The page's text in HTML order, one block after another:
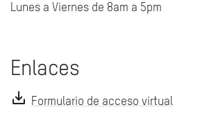
Lunes a Viernes de 8am a 5pm
Enlaces
Formulario de acceso virtual